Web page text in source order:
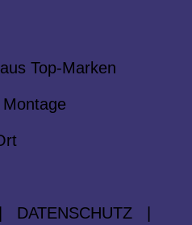
Top-Marken
DATENSCHUTZ